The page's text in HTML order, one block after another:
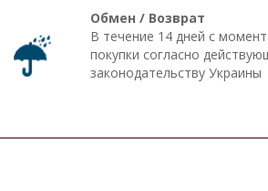
Обмен / Возврат
В течение 14 дней с
покупки согласно
законодательству Украины